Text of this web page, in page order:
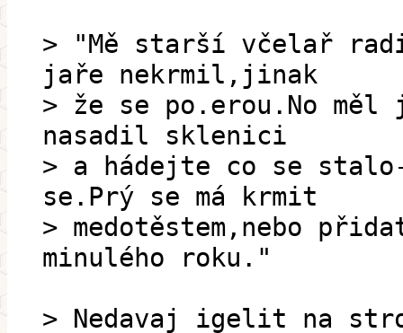
> "Mě starší včelař
jaře nekrmil,jinak
> že se po.erou.No
nasadil sklenici
> a hádejte co se
se.Prý se má krmit
> medotěstem,nebo
minulého roku."
> Nedavaj igelit na